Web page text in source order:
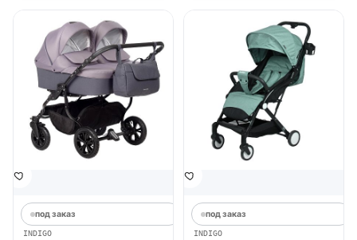
под заказ
INDIGO
под заказ
INDIGO